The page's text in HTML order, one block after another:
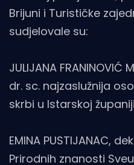
Brijuni i Turističke
sudjelovale su:
JULIJANA FRANINOVIĆ
dr. sc. najzaslužnija
skrbi u Istarskoj županiji
EMINA PUSTIJANAC,
Prirodnih znanosti